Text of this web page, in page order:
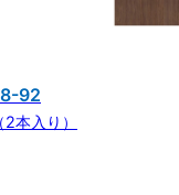
92
本入り）